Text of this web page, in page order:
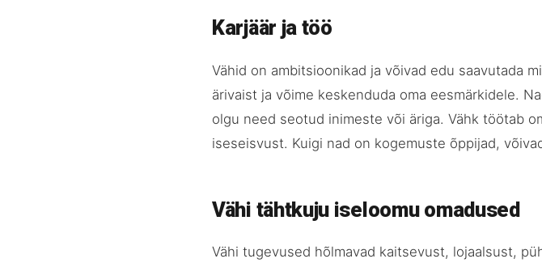
Karjäär ja töö
Vähid on ambitsioonikad ja võivad edu saavutada
ärivaist ja võime keskenduda oma eesmärkidele.
olgu need seotud inimeste või äriga. Vähk töötab
iseseisvust. Kuigi nad on kogemuste õppijad,
Vähi tähtkuju iseloomu omadused
Vähi tugevused hõlmavad kaitsevust, lojaalsust,